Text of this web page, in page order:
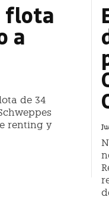
flota
a
de 34
renting y